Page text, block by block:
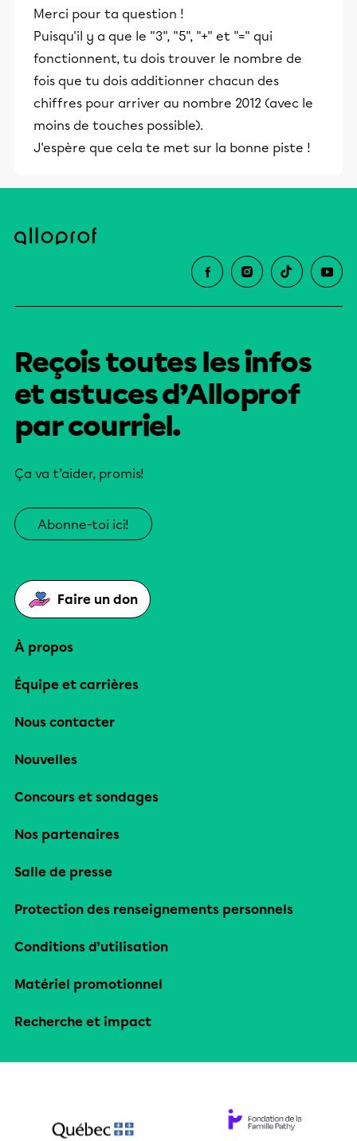
Merci pour ta question !
Puisqu'il y a que le "3", "5", "+" et "=" qui
fonctionnent, tu dois trouver le nombre de
fois que tu dois additionner chacun des
chiffres pour arriver au nombre 2012 (avec le
moins de touches possible).
J'espère que cela te met sur la bonne piste !
Reçois toutes les infos
et astuces d’Alloprof
par courriel.
Ça va t’aider, promis!
Abonne-toi ici!
Faire un don
À propos
Équipe et carrières
Nous contacter
Nouvelles
Concours et sondages
Nos partenaires
Salle de presse
Protection des renseignements personnels
Conditions d’utilisation
Matériel promotionnel
Recherche et impact